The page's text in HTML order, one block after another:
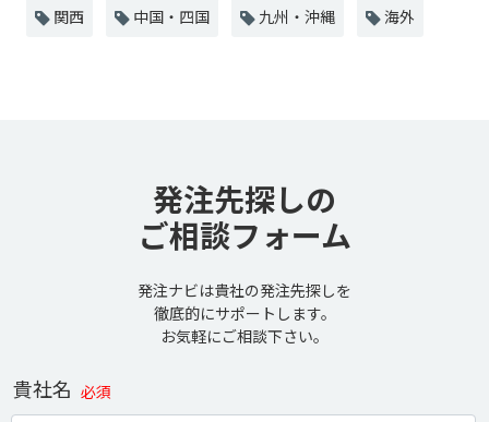
関西 中国・四国 九州・沖縄 海外
発注先探しの
ご相談フォーム
発注ナビは貴社の発注先探しを
徹底的にサポートします。
お気軽にご相談下さい。
貴社名 必須